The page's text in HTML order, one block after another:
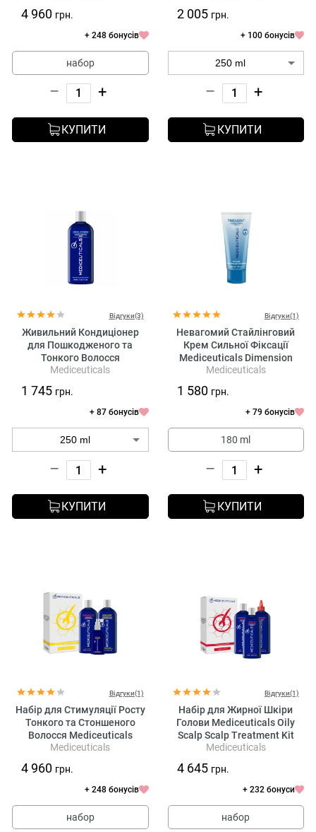
4 960 грн.
+ 248 бонусів
набор
– +
КУПИТИ
2 005 грн.
+ 100 бонусів
– +
КУПИТИ
Відгуки(3)
Живильний Кондиціонер
для Пошкодженого та
Тонкого Волосся
Mediceuticals Final Finish
Mediceuticals
1 745 грн.
+ 87 бонусів
– +
КУПИТИ
Відгуки(1)
Невагомий Стайлінговий
Крем Сильної Фіксації
Mediceuticals Dimension
Styling Cream
Mediceuticals
1 580 грн.
+ 79 бонусів
180 ml
– +
КУПИТИ
Відгуки(1)
Набір для Стимуляції Росту
Тонкого та Стоншеного
Волосся Mediceuticals
Advanced Hair Restoration Kit
Mediceuticals
4 960 грн.
+ 248 бонусів
набор
Відгуки(1)
Набір для Жирної Шкіри
Голови Mediceuticals Oily
Scalp Scalp Treatment Kit
Mediceuticals
4 645 грн.
+ 232 бонуси
набор